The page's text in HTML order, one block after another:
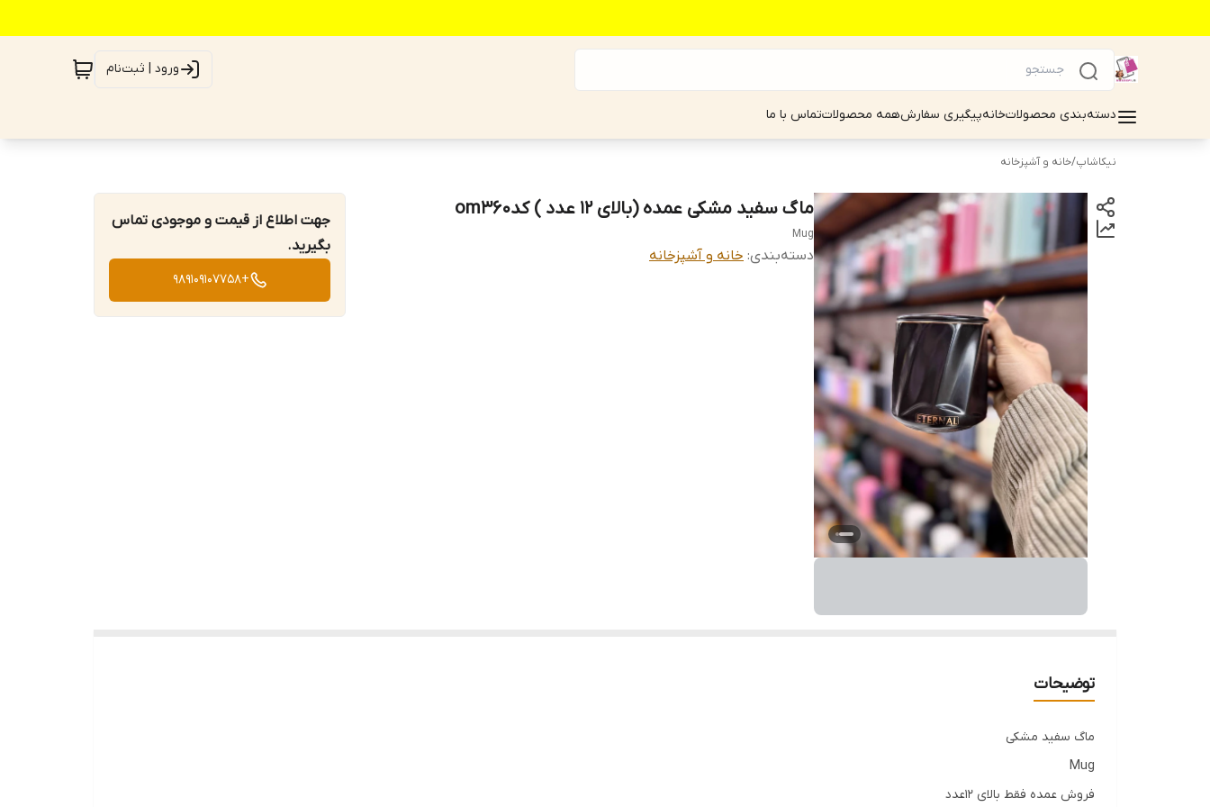
ورود | ثبت‌نام
دسته‌بندی محصولاتخانهپیگیری سفارشهمه محصولاتتماس با ما
نیکاشاپ/خانه و آشپزخانه
ماگ سفید مشکی عمده (بالای 12 عدد ) کدom360
Mug
دسته‌بندی: خانه و آشپزخانه
جهت اطلاع از قیمت و موجودی تماس
بگیرید.
+989109107758
توضیحات
ماگ سفید مشکی
Mug
فروش عمده فقط بالای ۱۲عدد